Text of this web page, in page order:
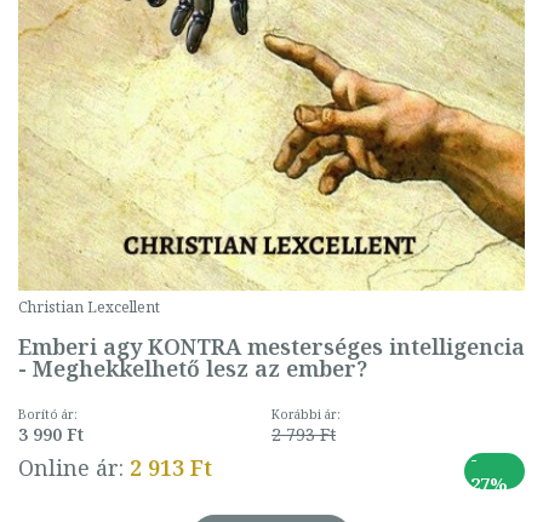
Christian Lexcellent
Emberi agy KONTRA mesterséges intelligencia
- Meghekkelhető lesz az ember?
Borító ár:
3 990 Ft
Korábbi ár:
2 793 Ft
Online ár: 2 913 Ft
-
27%